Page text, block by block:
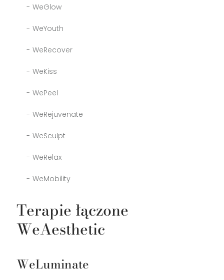
WeGlow
WeYouth
WeRecover
WeKiss
WePeel
WeRejuvenate
WeSculpt
WeRelax
WeMobility
Terapie łączone
WeAesthetic
WeLuminate